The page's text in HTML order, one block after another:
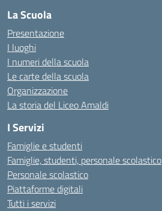
La Scuola
Presentazione
I luoghi
I numeri della scuola
Le carte della scuola
Organizzazione
La storia del Liceo Amaldi
I Servizi
Famiglie e studenti
Famiglie, studenti, personale scolastico
Personale scolastico
Piattaforme digitali
Tutti i servizi